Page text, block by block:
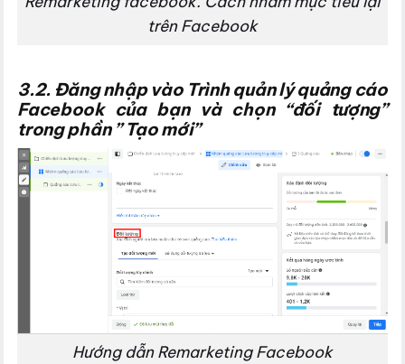
trên Facebook
3.2. Đăng nhập vào Trình quản lý quảng cáo
Facebook của bạn và chọn “đối tượng”
trong phần ” Tạo mới”
Hướng dẫn Remarketing Facebook